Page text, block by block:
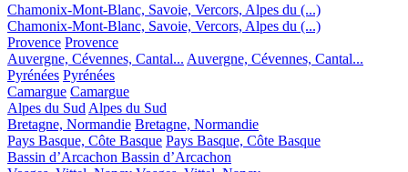
Chamonix-Mont-Blanc, Savoie, Vercors, Alpes du (...)
Chamonix-Mont-Blanc, Savoie, Vercors, Alpes du (...)
Provence Provence
Auvergne, Cévennes, Cantal... Auvergne, Cévennes, Cantal...
Pyrénées Pyrénées
Camargue Camargue
Alpes du Sud Alpes du Sud
Bretagne, Normandie Bretagne, Normandie
Pays Basque, Côte Basque Pays Basque, Côte Basque
Bassin d’Arcachon Bassin d’Arcachon